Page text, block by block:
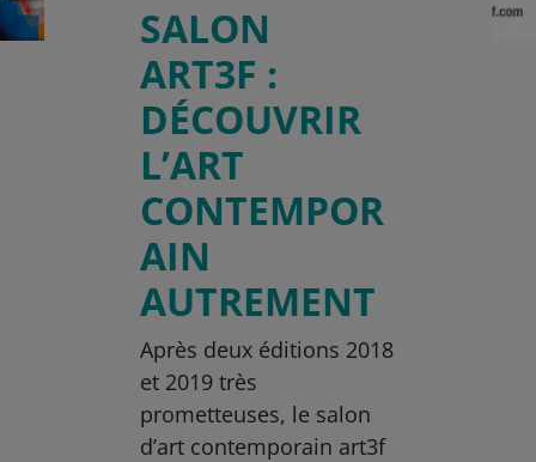
SALON
ART3F :
DÉCOUVRIR
L’ART
CONTEMPOR
AIN
AUTREMENT
Après deux éditions 2018
et 2019 très
prometteuses, le salon
d’art contemporain art3f